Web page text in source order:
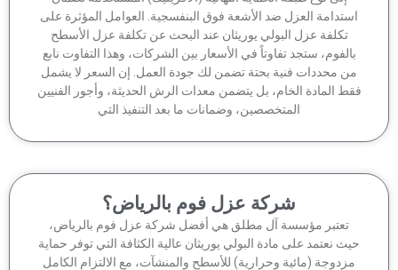
العزل ضد الأشعة فوق البنفسجية. العوامل المؤثرة على
تكلفة عزل البولي يوريثان عند البحث عن تكلفة عزل الأسطح
ستجد تفاوتاً في الأسعار بين الشركات، وهذا التفاوت نابع
محددات فنية بحتة تضمن لك جودة العمل. إن السعر لا يشمل
المادة الخام، بل يتضمن معدات الرش الحديثة، وأجور الفنيين
المتخصصين، وضمانات ما بعد التنفيذ التي
شركة عزل فوم بالرياض؟
تعتبر مؤسسة آل مطلق هي أفضل شركة عزل فوم بالرياض،
نعتمد على مادة البولي يوريثان عالية الكثافة التي توفر حماية
(مائية وحرارية) للأسطح والمنشآت، مع الالتزام الكامل